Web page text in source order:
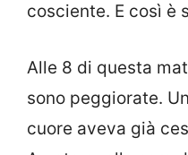
cosciente. E così è
Alle 8 di questa
sono peggiorate.
cuore aveva già